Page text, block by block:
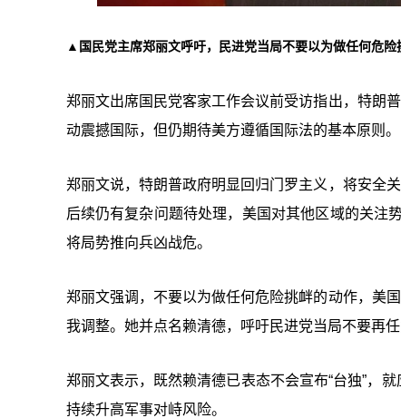
▲国民党主席郑丽文呼吁，民进党当局不要以为做任何危
郑丽文出席国民党客家工作会议前受访指出，特朗
动震撼国际，但仍期待美方遵循国际法的基本原则。
郑丽文说，特朗普政府明显回归门罗主义，将安全
后续仍有复杂问题待处理，美国对其他区域的关注
将局势推向兵凶战危。
郑丽文强调，不要以为做任何危险挑衅的动作，美
我调整。她并点名赖清德，呼吁民进党当局不要再任
郑丽文表示，既然赖清德已表态不会宣布“台独”，就
持续升高军事对峙风险。